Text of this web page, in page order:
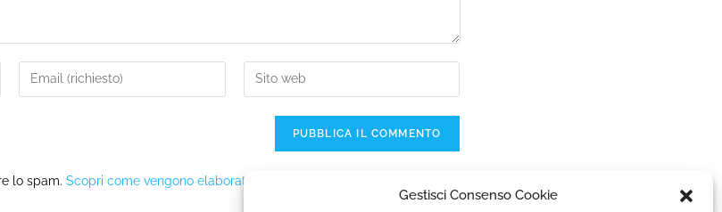
Gestisci Consenso Cookie
lo spam. Scopri come vengono elaborati i dati derivati dai commenti